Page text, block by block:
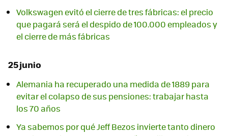
Volkswagen evitó el cierre de tres fábricas: el precio
que pagará será el despido de 100.000 empleados y
el cierre de más fábricas
25 junio
Alemania ha recuperado una medida de 1889 para
evitar el colapso de sus pensiones: trabajar hasta
los 70 años
Ya sabemos por qué Jeff Bezos invierte tanto dinero